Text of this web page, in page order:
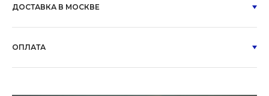
ДОСТАВКА В МОСКВЕ
ОПЛАТА